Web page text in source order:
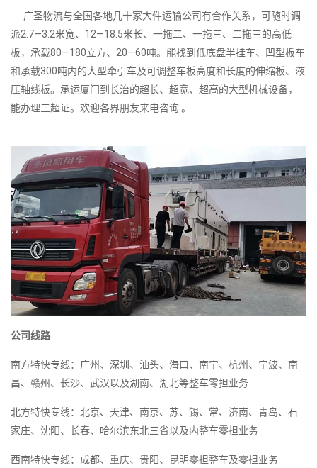
广圣物流与全国各地几十家大件运输公司有合作关系，可随时调
派2.7—3.2米宽、12—18.5米长、一拖二、一拖三、二拖三的高低
板，承载80—180立方、20—60吨。能找到低底盘半挂车、凹型板车
和承载300吨内的大型牵引车及可调整车板高度和长度的伸缩板、液
压轴线板。承运厦门到长治的超长、超宽、超高的大型机械设备，
能办理三超证。欢迎各界朋友来电咨询 。
公司线路
南方特快专线：广州、深圳、汕头、海口、南宁、杭州、宁波、南
昌、赣州、长沙、武汉以及湖南、湖北等整车零担业务
北方特快专线：北京、天津、南京、苏、锡、常、济南、青岛、石
家庄、沈阳、长春、哈尔滨东北三省以及内整车零担业务
西南特快专线：成都、重庆、贵阳、昆明零担整车及零担业务